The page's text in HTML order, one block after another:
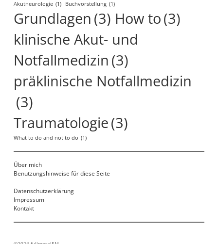
Akutneurologie (1) Buchvorstellung (1)
Grundlagen (3) How to(3)
klinische Akut- und
Notfallmedizin (3)
präklinische Notfallmedizin
(3)
Traumatologie(3)
What to do and not to do (1)
Über mich
Benutzungshinweise für diese Seite
Datenschutzerklärung
Impressum
Kontakt